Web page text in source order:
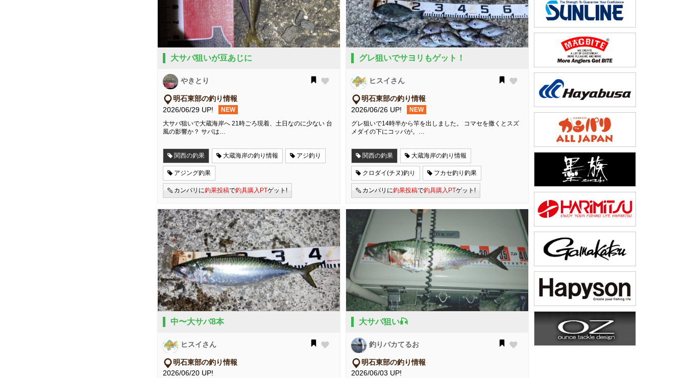
大サバ狙いが豆あじに
やきとり
明石東部の釣り情報
2026/06/29 UP!
NEW
大サバ狙いで大蔵海岸へ 21時ごろ現着、土日なのに少ない 台
風の影響か？ サバは…
関西の釣果 大蔵海岸の釣り情報 アジ釣り
アジング釣果
カンパリに釣果投稿で釣具購入PTゲット!
グレ狙いでサヨリもゲット！
ヒスイさん
明石東部の釣り情報
2026/06/26 UP!
NEW
グレ狙いで14時半から竿を出しました。 コマセを撒くとスズ
メダイの下にコッパが。…
関西の釣果 大蔵海岸の釣り情報
クロダイ(チヌ)釣り フカセ釣り釣果
カンパリに釣果投稿で釣具購入PTゲット!
中〜大サバ8本
ヒスイさん
明石東部の釣り情報
2026/06/20 UP!
大サバ狙い🎣
釣りバカてるお
明石東部の釣り情報
2026/06/03 UP!